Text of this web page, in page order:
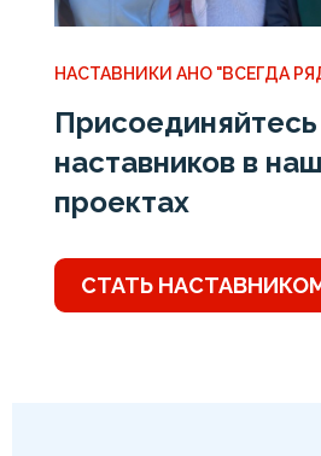
НАСТАВНИКИ АНО "ВСЕГДА
наставников в
проектах
СТАТЬ